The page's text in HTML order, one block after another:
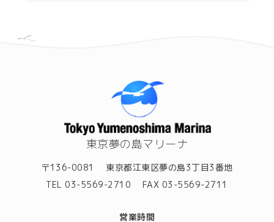
東京夢の島マリーナ
〒136-0081
東京都江東区夢の島3丁目3番地
TEL 03-5569-2710
FAX 03-5569-2711
営業時間